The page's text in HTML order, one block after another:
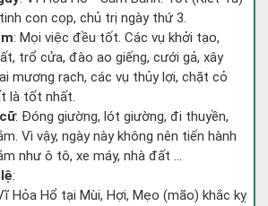
con cọp, chủ trị ngày thứ 3.
: Mọi việc đều tốt. Các vụ khởi tạo,
trổ cửa, đào ao giếng, cưới gả, xây
mương rạch, các vụ thủy lợi, chặt cỏ
là tốt nhất.
: Đóng giường, lót giường, đi thuyền,
Vì vậy, ngày này không nên tiến hành
như ô tô, xe máy, nhà đất ...
:
Hỏa Hổ tại Mùi, Hợi, Mẹo (mão) khắc kỵ